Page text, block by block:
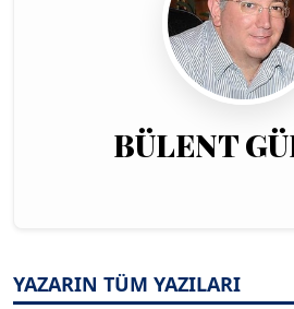
BÜLENT
YAZARIN TÜM YAZILARI